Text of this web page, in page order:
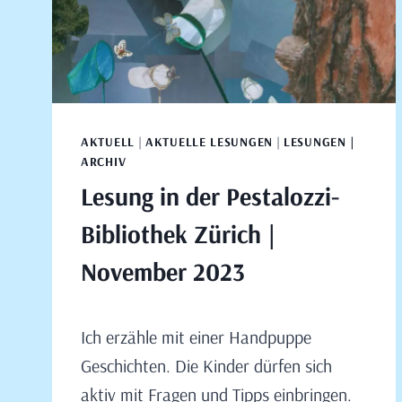
AKTUELL |AKTUELLE LESUNGEN | LESUNGEN |
ARCHIV
Lesung in der Pestalozzi-
Bibliothek Zürich |
November 2023
Claudia
Engeler
Ich erzähle mit einer Handpuppe
Geschichten. Die Kinder dürfen sich
aktiv mit Fragen und Tipps einbringen.